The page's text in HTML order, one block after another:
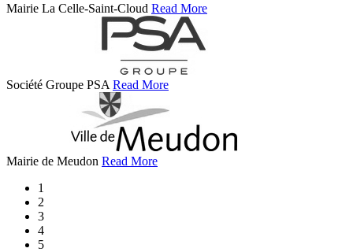
Mairie La Celle-Saint-Cloud Read More
Société Groupe PSA Read More
Mairie de Meudon Read More
1
2
3
4
5